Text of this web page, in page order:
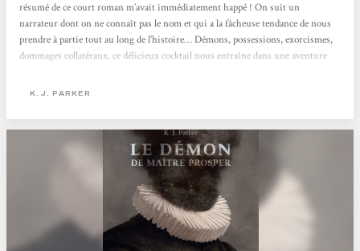
résumé de ce court roman m’avait immédiatement happé ! On suit un
narrateur dont on ne connaît pas le nom et qui a la fâcheuse tendance de nous
prendre à partie tout au long de l’histoire… Démons, possessions, exorcismes,
dommages collatéraux, ce délicieux cocktail nous entraîne dans une aventure
démons qui s’installent dans le corps des humains. Le problème ? Une
K. J. PARKER